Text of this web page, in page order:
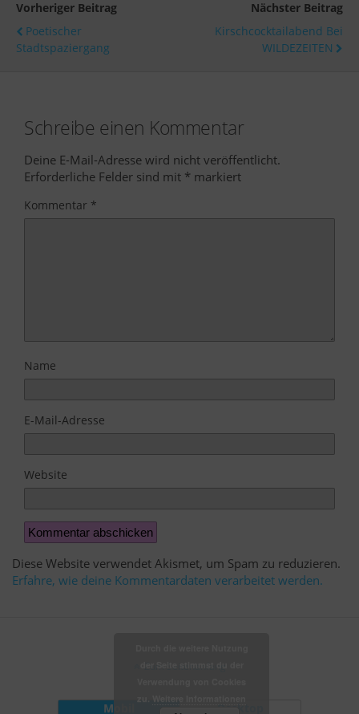
Vorheriger Beitrag
Poetischer
Stadtspaziergang
Nächster Beitrag
Kirschcocktailabend Bei
WILDEZEITEN
Schreibe einen Kommentar
Deine E-Mail-Adresse wird nicht veröffentlicht.
Erforderliche Felder sind mit * markiert
Kommentar *
Name
E-Mail-Adresse
Website
Diese Website verwendet Akismet, um Spam zu reduzieren.
Erfahre, wie deine Kommentardaten verarbeitet werden.
Zum Seitenanfang
Mobil Desktop
der Seite stimmst du der
Weitere Informationen